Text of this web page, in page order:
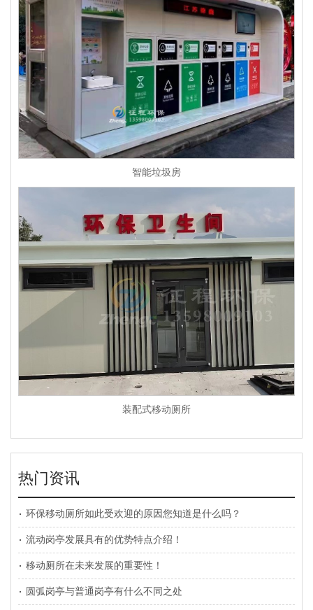
智能垃圾房
装配式移动厕所
热门资讯
环保移动厕所如此受欢迎的原因您知道是什么吗？
流动岗亭发展具有的优势特点介绍！
移动厕所在未来发展的重要性！
圆弧岗亭与普通岗亭有什么不同之处